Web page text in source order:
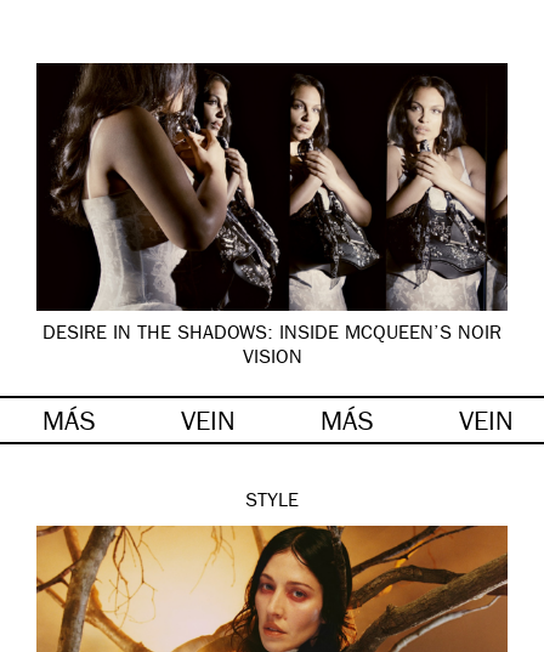
DESIRE IN THE SHADOWS: INSIDE MCQUEEN’S NOIR
VISION
MÁS VEIN MÁS VEIN
STYLE